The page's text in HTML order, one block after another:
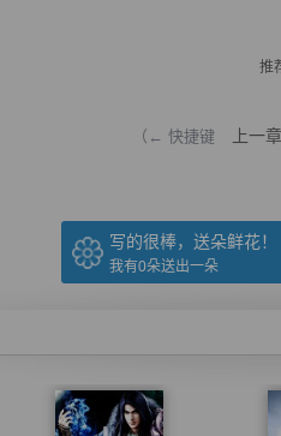
推
（← 快捷键 上一章
写的很棒，送朵鲜花！
我有0朵送出一朵